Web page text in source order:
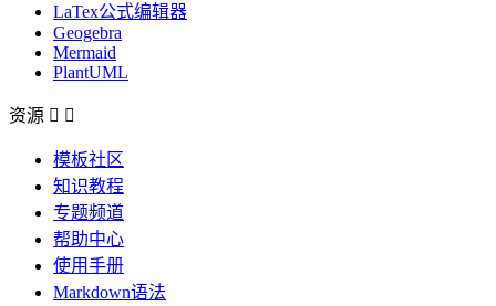
LaTex公式编辑器
Geogebra
Mermaid
PlantUML
资源  
模板社区
知识教程
专题频道
帮助中心
使用手册
Markdown语法